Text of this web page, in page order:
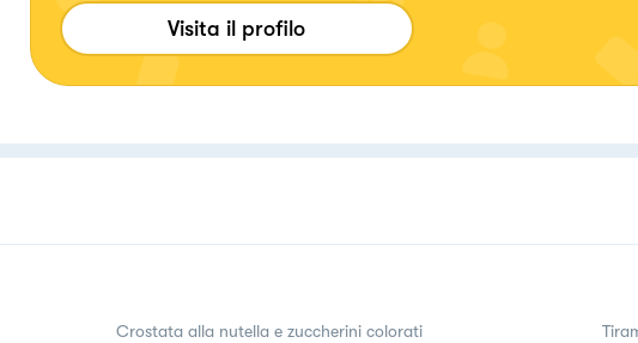
tutti i video delle ricette 🥰! 👉🏻ig : chiara_healthytales
Visita il profilo
Crostata alla nutella e zuccherini colorati